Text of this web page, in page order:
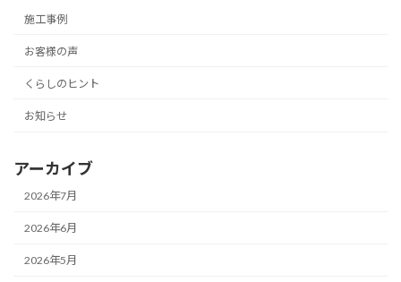
施工事例
お客様の声
くらしのヒント
お知らせ
アーカイブ
2026年7月
2026年6月
2026年5月